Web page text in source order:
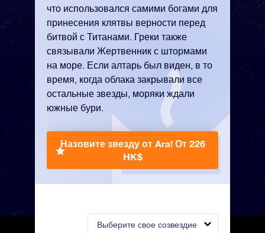
Выберите свое созвездие
что использовался самими богами для
принесения клятвы верности перед
битвой с Титанами. Греки также
связывали Жертвенник с штормами
на море. Если алтарь был виден, в то
время, когда облака закрывали все
остальные звезды, моряки ждали
южные бури.
Назовите звезду от Ara! От 226
HK$